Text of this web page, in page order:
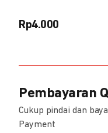
Rp4.000
Pembayaran
Cukup pindai dan
Payment